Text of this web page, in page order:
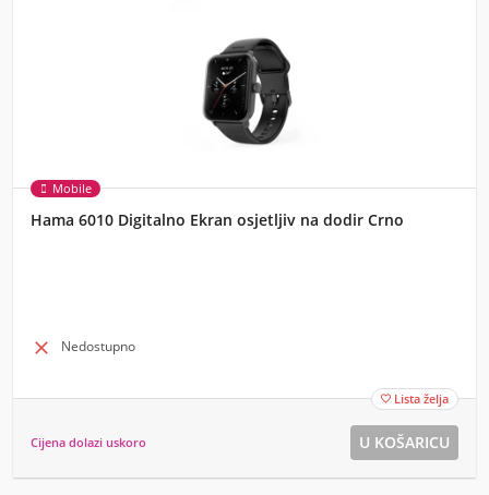
Mobile
Hama 6010 Digitalno Ekran osjetljiv na dodir Crno
 Nedostupno
 Lista želja
Cijena dolazi uskoro